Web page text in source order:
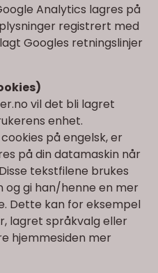
Analytics lagres på
registrert med
Googles retningslinjer
vil det bli lagret
enhet.
på engelsk, er
på din datamaskin når
tekstfilene brukes
og gi han/henne en mer
Dette kan for eksempel
lagret språkvalg eller
hjemmesiden mer